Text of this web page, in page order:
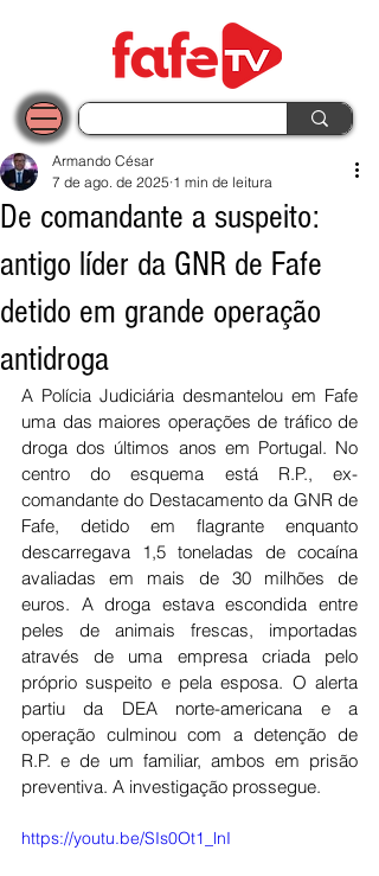
De comandante a suspeito:
antigo líder da GNR de Fafe
detido em grande operação
antidroga
Armando César
7 de ago. de 2025 1 min de leitura
A Polícia Judiciária desmantelou em Fafe
uma das maiores operações de tráfico de
droga dos últimos anos em Portugal. No
centro do esquema está R.P., ex-
comandante do Destacamento da GNR de
Fafe, detido em flagrante enquanto
descarregava 1,5 toneladas de cocaína
avaliadas em mais de 30 milhões de
euros. A droga estava escondida entre
peles de animais frescas, importadas
através de uma empresa criada pelo
próprio suspeito e pela esposa. O alerta
partiu da DEA norte-americana e a
operação culminou com a detenção de
R.P. e de um familiar, ambos em prisão
preventiva. A investigação prossegue.
https://youtu.be/SIs0Ot1_lnI